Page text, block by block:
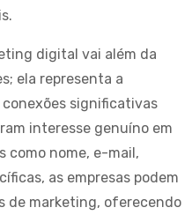
digital vai além da
ela representa a
significativas
interesse genuíno em
como nome, e-mail,
as empresas podem
de marketing, oferecendo